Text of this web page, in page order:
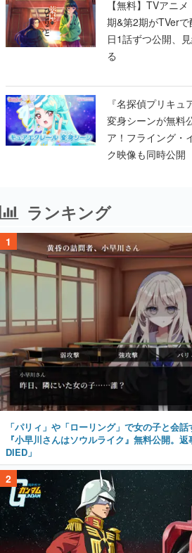
【無料】TVアニ
期&第2期がTVer
日1話ずつ公開、
る
『名探偵プリキ
変身シーンが無料
ア！フライング・
ク映像も同時公開
ランキング
1
「パリィ」や「ローリング」で女の子と会
『小早川さんはソウルライク』無料公開。
DIED」
2